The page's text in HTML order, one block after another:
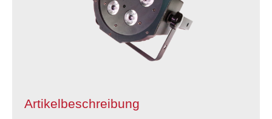
Artikelbeschreibung